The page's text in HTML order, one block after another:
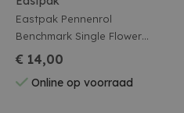
Eastpak Pennenrol
Benchmark Single Flower
Swift Blue
€ 14,00
Online op voorraad